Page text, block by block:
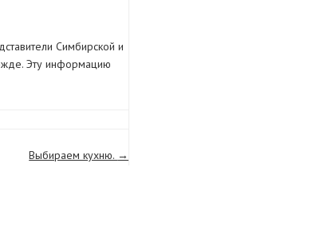
Симбирской и
Эту информацию
Выбираем кухню. →